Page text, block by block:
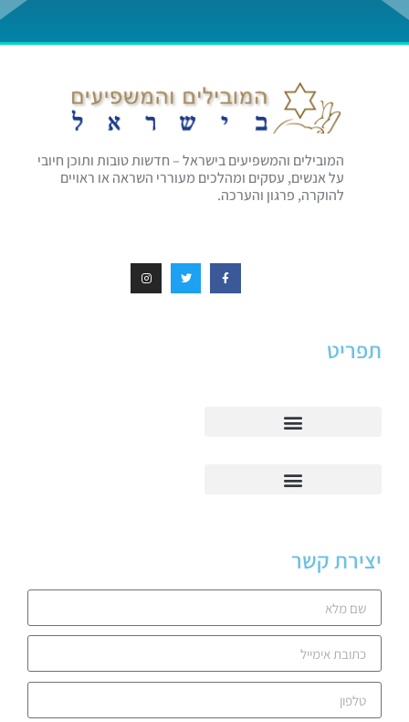
המובילים והמשפיעים בישראל – חדשות טובות ותוכן חיובי
על אנשים, עסקים ומהלכים מעוררי השראה או ראויים
להוקרה, פרגון והערכה.
תפריט
יצירת קשר